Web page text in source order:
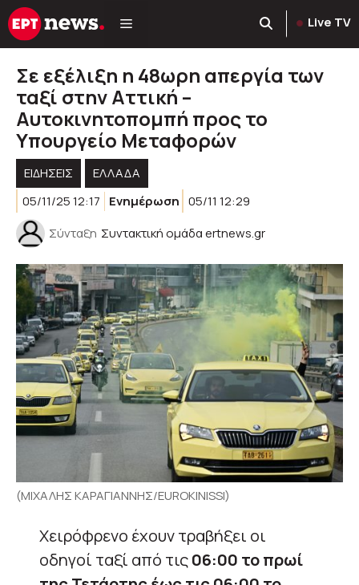
Μετάβαση
σε
Live TV
Σε εξέλιξη η 48ωρη απεργία των
ταξί στην Αττική –
Αυτοκινητοπομπή προς το
Υπουργείο Μεταφορών
ΕΙΔΗΣΕΙΣ
ΕΛΛΑΔΑ
05/11/25 12:17
Ενημέρωση 05/11 12:29
Σύνταξη Συντακτική ομάδα ertnews.gr
(ΜΙΧΑΛΗΣ ΚΑΡΑΓΙΑΝΝΗΣ/EUROKINISSI)
Χειρόφρενο έχουν τραβήξει οι
οδηγοί ταξί από τις06:00 το πρωί